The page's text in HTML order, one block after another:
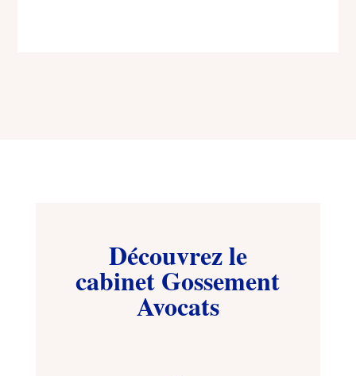
Découvrez le
cabinet Gossement
Avocats